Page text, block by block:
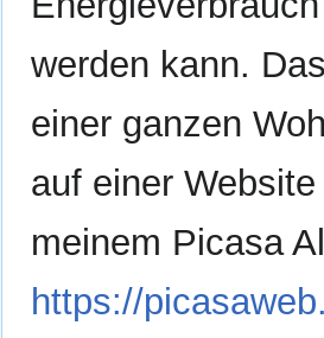
werden kann.
einer ganzen
auf einer
meinem Picasa
https://